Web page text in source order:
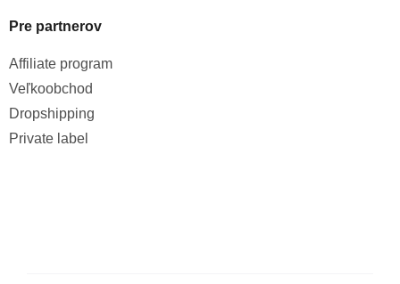
Pre partnerov
Affiliate program
Veľkoobchod
Dropshipping
Private label